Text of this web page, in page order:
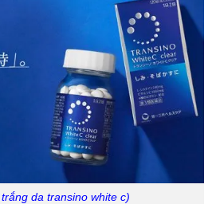
da transino white c)